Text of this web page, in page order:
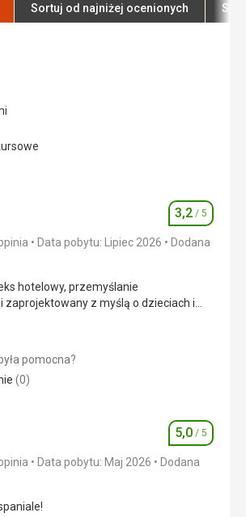
5,0/ 5
za pomocą Google Translate
Sortuj od najniżej ocenionych
Ocena
3,2 / 5
Data pobytu: Lipiec 2026
Dodana
hotelowy, przemyślanie
zaprojektowany z myślą o dzieciach i
hotelowy, przemyślanie
4,0/ 5
2,0/ 5
pomocna?
(0)
Ocena
5,0 / 5
Data pobytu: Maj 2026
Dodana